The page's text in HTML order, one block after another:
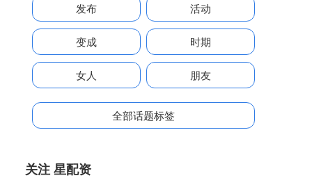
发布 活动
变成 时期
女人 朋友
全部话题标签
关注 星配资